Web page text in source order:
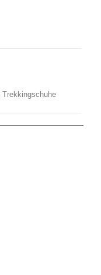
Trekkingschuhe